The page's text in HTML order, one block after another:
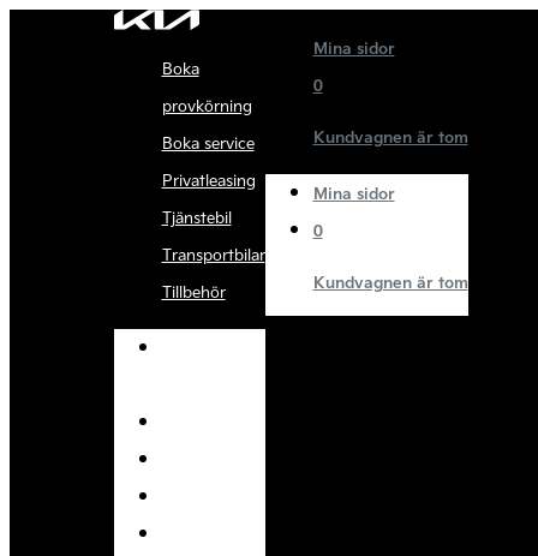
Boka
provkörning
Boka service
Privatleasing
Tjänstebil
Transportbilar
Tillbehör
Mina sidor
0
Kundvagnen är tom
Mina sidor
0
Kundvagnen är tom